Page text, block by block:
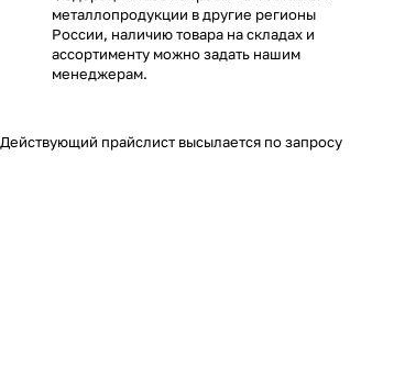
металлопродукции в другие регионы
России, наличию товара на складах и
ассортименту можно задать нашим
менеджерам.
Действующий прайслист высылается по запросу